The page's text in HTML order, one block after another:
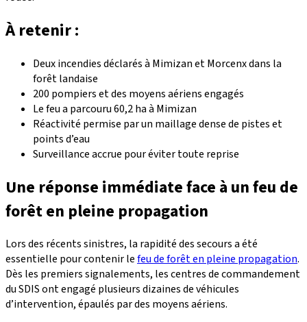
À retenir :
Deux incendies déclarés à Mimizan et Morcenx dans la
forêt landaise
200 pompiers et des moyens aériens engagés
Le feu a parcouru 60,2 ha à Mimizan
Réactivité permise par un maillage dense de pistes et
points d’eau
Surveillance accrue pour éviter toute reprise
Une réponse immédiate face à un feu de
forêt en pleine propagation
Lors des récents sinistres, la rapidité des secours a été
essentielle pour contenir lefeu de forêt en pleine propagation.
Dès les premiers signalements, les centres de commandement
du SDIS ont engagé plusieurs dizaines de véhicules
d’intervention, épaulés par des moyens aériens.